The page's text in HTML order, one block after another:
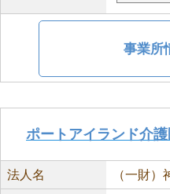
事業所
ポートアイランド介
法人名 （一財